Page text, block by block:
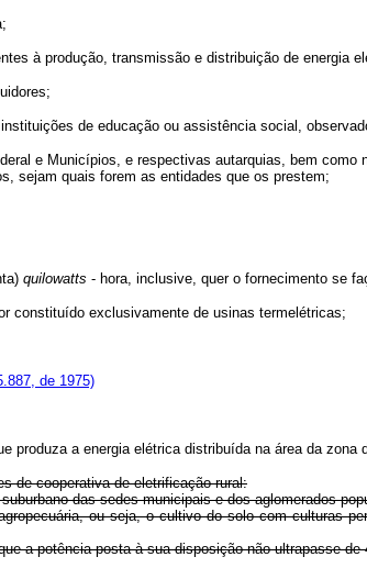
à produção, transmissão e distribuição de energia
de educação ou assistência social,
e Municípios, e respectivas autarquias, bem como
sejam quais forem as entidades que os prestem;
quilowatts - hora, inclusive, quer o fornecimento se
exclusivamente de usinas termelétricas;
de 1975)
a energia elétrica distribuída na área da zona
de cooperativa de eletrificação rural:
das sedes municipais e dos aglomerados
ou seja, o cultivo do solo com culturas
potência posta à sua disposição não ultrapasse de